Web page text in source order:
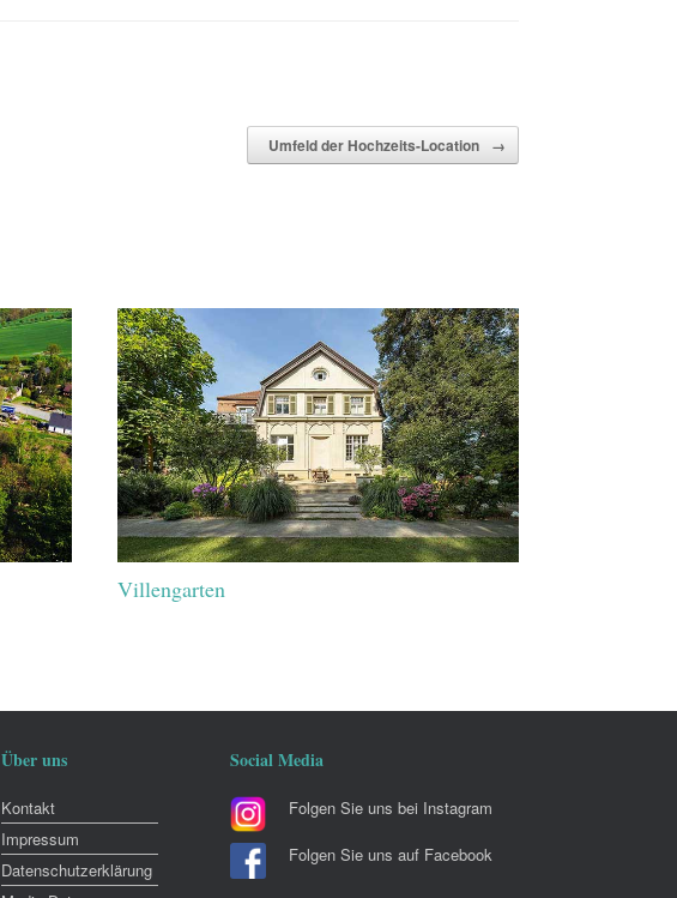
Umfeld der Hochzeits-Location →
Villengarten
Über uns
Kontakt
Impressum
Datenschutzerklärung
Social Media
Folgen Sie uns bei Instagram
Folgen Sie uns auf Facebook